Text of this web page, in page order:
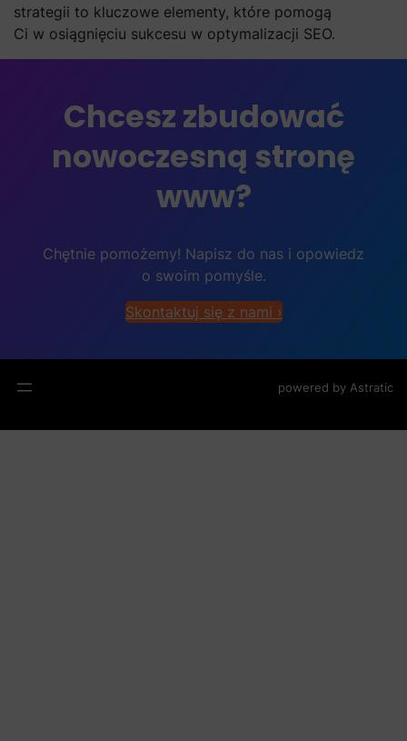
strategii to kluczowe elementy, które pomogą
Ci w osiągnięciu sukcesu w optymalizacji SEO.
Chcesz zbudować
nowoczesną stronę
www?
Chętnie pomożemy! Napisz do nas i opowiedz
o swoim pomyśle.
Skontaktuj się z nami ›
powered by Astratic